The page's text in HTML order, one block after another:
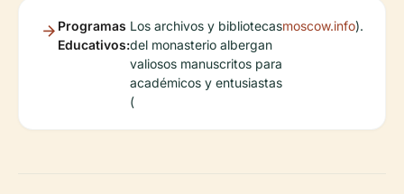
Programas
Educativos:
Los archivos y bibliotecas
del monasterio albergan
valiosos manuscritos para
académicos y entusiastas
(
moscow.info).